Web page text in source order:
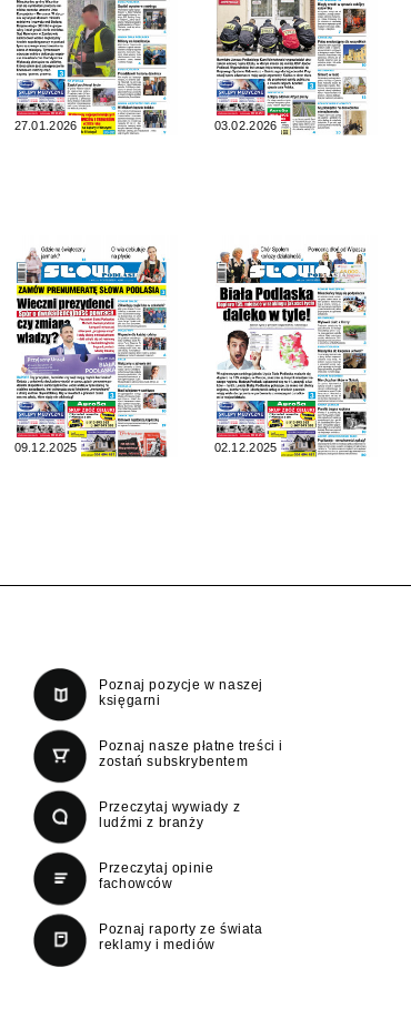
27.01.2026 03.02.2026
09.12.2025 02.12.2025
Poznaj pozycje w naszej
księgarni
Poznaj nasze płatne treści i
zostań subskrybentem
Przeczytaj wywiady z
ludźmi z branży
Przeczytaj opinie
fachowców
Poznaj raporty ze świata
reklamy i mediów